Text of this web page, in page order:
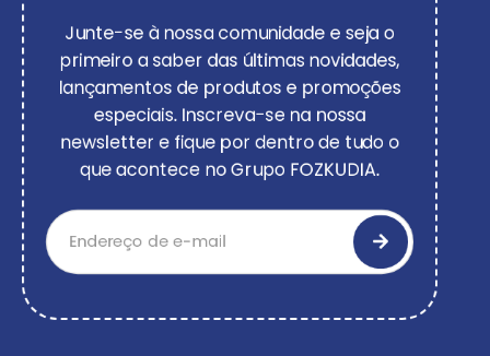
Junte-se à nossa comunidade e seja o
primeiro a saber das últimas novidades,
lançamentos de produtos e promoções
especiais. Inscreva-se na nossa
newsletter e fique por dentro de tudo o
que acontece no Grupo FOZKUDIA.